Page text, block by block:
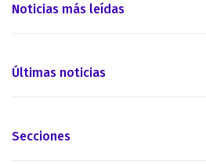
Noticias más leídas
Últimas noticias
Secciones